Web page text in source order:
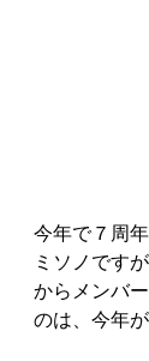
今年で７周
ミソノです
からメンバ
のは、今年